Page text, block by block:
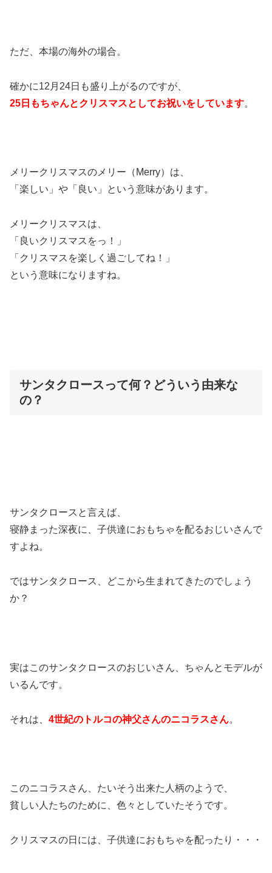
ただ、本場の海外の場合。
確かに12月24日も盛り上がるのですが、
25日もちゃんとクリスマスとしてお祝いをしています。
メリークリスマスのメリー（Merry）は、
「楽しい」や「良い」という意味があります。
メリークリスマスは、
「良いクリスマスをっ！」
「クリスマスを楽しく過ごしてね！」
という意味になりますね。
サンタクロースって何？どういう由来な
の？
サンタクロースと言えば、
寝静まった深夜に、子供達におもちゃを配るおじいさんで
すよね。
ではサンタクロース、どこから生まれてきたのでしょう
か？
実はこのサンタクロースのおじいさん、ちゃんとモデルが
いるんです。
それは、 4世紀のトルコの神父さんのニコラスさん。
このニコラスさん、たいそう出来た人柄のようで、
貧しい人たちのために、色々としていたそうです。
クリスマスの日には、子供達におもちゃを配ったり・・・